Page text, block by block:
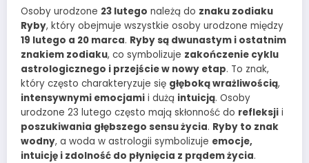
Osoby urodzone 23 lutego należą do znaku zodiaku
Ryby, który obejmuje wszystkie osoby urodzone między
19 lutego a 20 marca. Ryby są dwunastym i ostatnim
znakiem zodiaku, co symbolizuje zakończenie cyklu
astrologicznego i przejście w nowy etap. To znak,
który często charakteryzuje się głęboką wrażliwością,
intensywnymi emocjami i dużą intuicją. Osoby
urodzone 23 lutego często mają skłonność do refleksji i
poszukiwania głębszego sensu życia. Ryby to znak
wodny, a woda w astrologii symbolizuje emocje,
intuicję i zdolność do płynięcia z prądem życia.